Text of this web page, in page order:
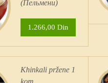
(Пельмени)
1.266,00 Din
Khinkali pržene 1